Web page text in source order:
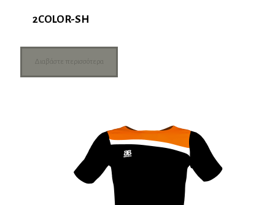
2COLOR-SH
Διαβάστε περισσότερα